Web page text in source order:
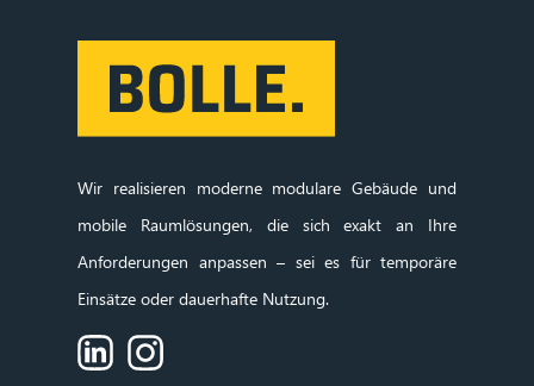
Wir realisieren moderne modulare Gebäude und
mobile Raumlösungen, die sich exakt an Ihre
Anforderungen anpassen – sei es für temporäre
Einsätze oder dauerhafte Nutzung.